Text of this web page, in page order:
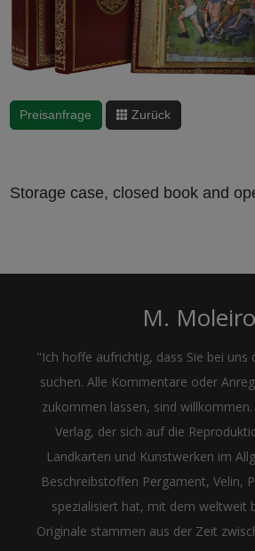
Preisanfrage Zurück
Storage case, closed book and
M. Moleiro
"Ich hoffe aufrichtig, dass Sie bei uns
suchen. Alle Kommentare oder
zukommen lassen, sind
Verlag, der sich auf die
Landkarten und Kunstwerken im
Beschreibstoffen Pergament, Velin,
spezialisiert hat, mit dem weltweit
Originale stammen aus der Zeit